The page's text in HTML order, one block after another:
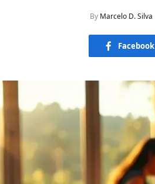
By Marcelo D. Silva
Facebook